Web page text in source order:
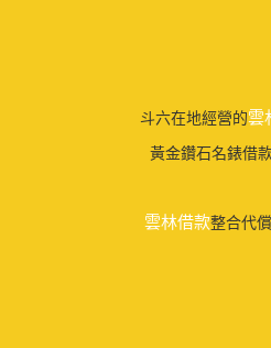
斗六在地經營的雲
黃金鑽石名錶借
雲林借款整合代